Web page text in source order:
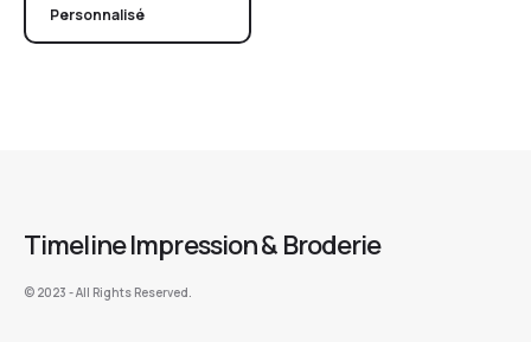
Personnalisé
Timeline Impression & Broderie
©️ 2023 - All Rights Reserved.